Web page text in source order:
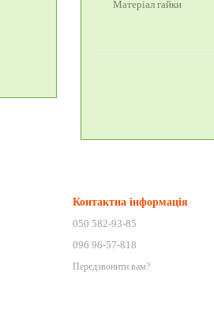
Матеріал гайки
Контактна інформація
050 582-93-85
096 96-57-818
Передзвонити вам?